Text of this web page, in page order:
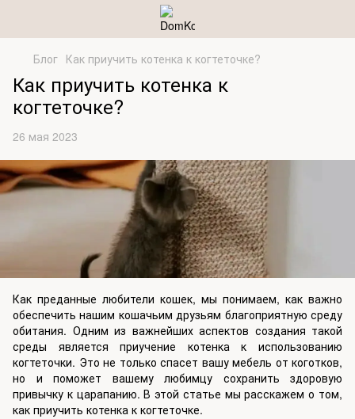
Блог Как приучить котенка к когтеточке?
Как приучить котенка к
когтеточке?
26 мая 2023
Как преданные любители кошек, мы понимаем, как важно
обеспечить нашим кошачьим друзьям благоприятную среду
обитания. Одним из важнейших аспектов создания такой
среды является приучение котенка к использованию
когтеточки. Это не только спасет вашу мебель от коготков,
но и поможет вашему любимцу сохранить здоровую
привычку к царапанию. В этой статье мы расскажем о том,
как приучить котенка к когтеточке.